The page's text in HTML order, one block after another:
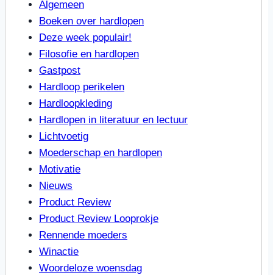
Algemeen
Boeken over hardlopen
Deze week populair!
Filosofie en hardlopen
Gastpost
Hardloop perikelen
Hardloopkleding
Hardlopen in literatuur en lectuur
Lichtvoetig
Moederschap en hardlopen
Motivatie
Nieuws
Product Review
Product Review Looprokje
Rennende moeders
Winactie
Woordeloze woensdag